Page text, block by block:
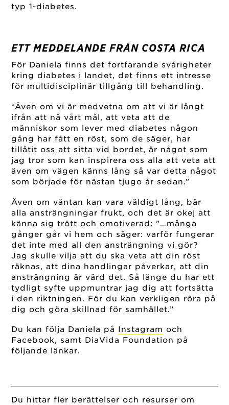
typ 1-diabetes.
ETT MEDDELANDE FRÅN COSTA RICA
För Daniela finns det fortfarande svårigheter
kring diabetes i landet, det finns ett intresse
för multidisciplinär tillgång till behandling.
“Även om vi är medvetna om att vi är långt
ifrån att nå vårt mål, att veta att de
människor som lever med diabetes någon
gång har fått en röst, som de säger, har
tillåtit oss att sitta vid bordet, är något som
jag tror som kan inspirera oss alla att veta att
även om vägen känns lång så var detta något
som började för nästan tjugo år sedan.”
Även om väntan kan vara väldigt lång, bär
alla ansträngningar frukt, och det är okej att
känna sig trött och omotiverad: ”…många
gånger går vi hem och säger: varför fungerar
det inte med all den ansträngning vi gör?
Jag skulle vilja att du ska veta att din röst
räknas, att dina handlingar påverkar, att din
ansträngning är värd det. Så länge du har ett
tydligt syfte uppmuntrar jag dig att fortsätta
i den riktningen. För du kan verkligen röra på
dig och göra skillnad för samhället.”
Du kan följa Daniela på Instagram och
Facebook, samt DiaVida Foundation på
följande länkar.
Du hittar fler berättelser och resurser om